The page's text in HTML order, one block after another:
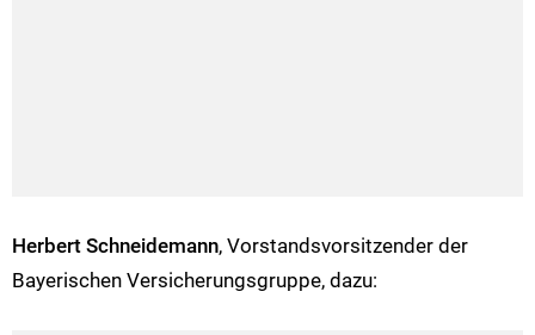
Herbert Schneidemann, Vorstandsvorsitzender der
Bayerischen Versicherungsgruppe, dazu: